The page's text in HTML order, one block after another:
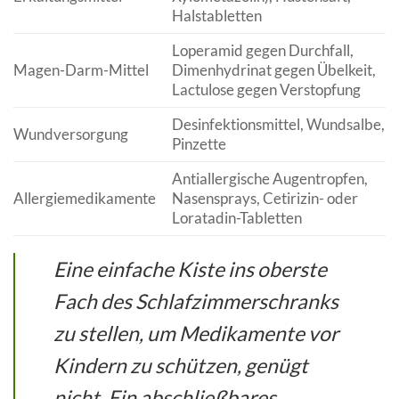
Halstabletten
Magen-Darm-Mittel
Loperamid gegen Durchfall,
Dimenhydrinat gegen Übelkeit,
Lactulose gegen Verstopfung
Wundversorgung
Desinfektionsmittel, Wundsalbe,
Pinzette
Allergiemedikamente
Antiallergische Augentropfen,
Nasensprays, Cetirizin- oder
Loratadin-Tabletten
Eine einfache Kiste ins oberste
Fach des Schlafzimmerschranks
zu stellen, um Medikamente vor
Kindern zu schützen, genügt